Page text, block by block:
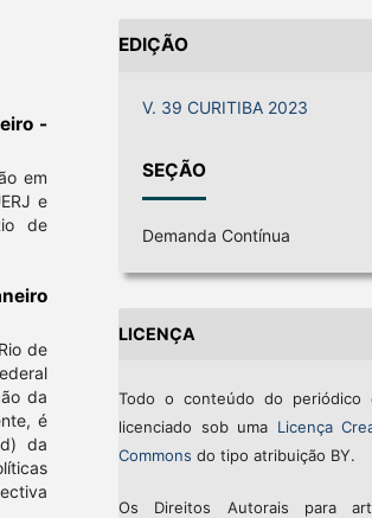
-
em
e
de
de
da
é
da
EDIÇÃO
V. 39 CURITIBA 2023
SEÇÃO
Demanda Contínua
LICENÇA
Todo o conteúdo do periódico
licenciado sob uma Licença
Commons do tipo atribuição BY.
Os Direitos Autorais para